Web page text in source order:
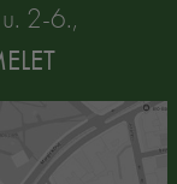
2-6.,